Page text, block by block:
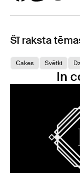
Šī raksta
Cakes Svētki
In